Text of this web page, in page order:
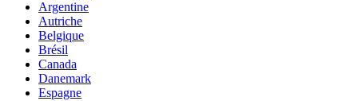
Argentine
Autriche
Belgique
Brésil
Canada
Danemark
Espagne